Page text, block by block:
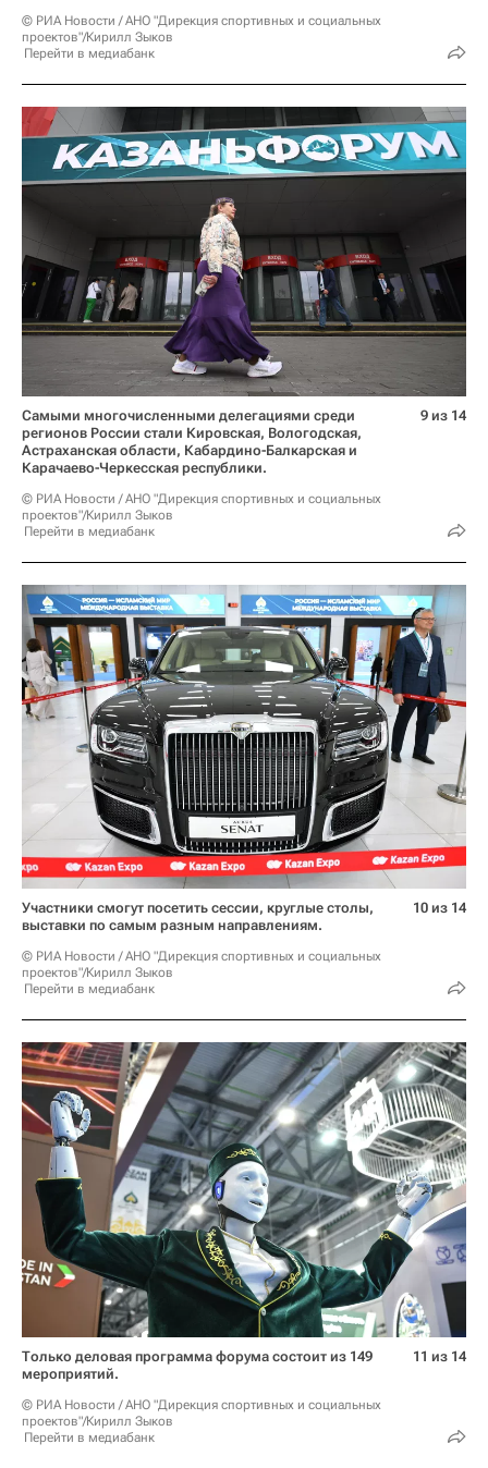
© РИА Новости / АНО "Дирекция спортивных и социальных
проектов"/Кирилл Зыков
Перейти в медиабанк
Самыми многочисленными делегациями среди
регионов России стали Кировская, Вологодская,
Астраханская области, Кабардино-Балкарская и
Карачаево-Черкесская республики.
© РИА Новости / АНО "Дирекция спортивных и социальных
проектов"/Кирилл Зыков
Перейти в медиабанк
9 из 14
Участники смогут посетить сессии, круглые столы,
выставки по самым разным направлениям.
© РИА Новости / АНО "Дирекция спортивных и социальных
проектов"/Кирилл Зыков
Перейти в медиабанк
10 из 14
Только деловая программа форума состоит из 149
мероприятий.
© РИА Новости / АНО "Дирекция спортивных и социальных
проектов"/Кирилл Зыков
Перейти в медиабанк
11 из 14